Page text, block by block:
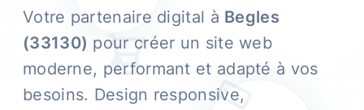
Votre partenaire digital à Begles
(33130) pour créer un site web
moderne, performant et adapté à vos
besoins. Design responsive,